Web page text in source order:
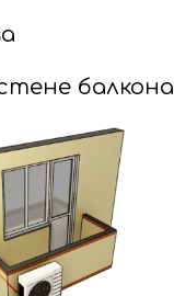
балкона